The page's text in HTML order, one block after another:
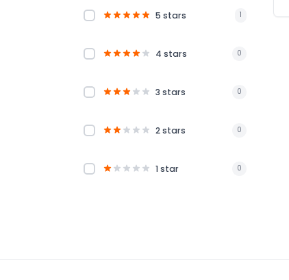
5 stars 1
4 stars 0
3 stars 0
2 stars 0
1 star 0